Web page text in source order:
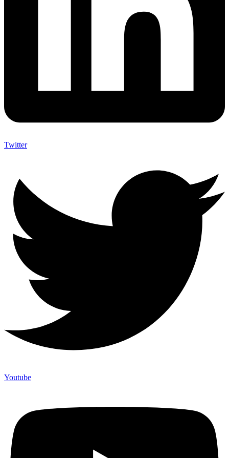
Twitter
Youtube